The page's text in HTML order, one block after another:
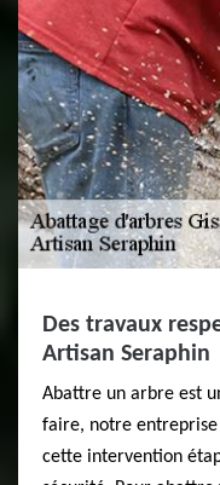
Des travaux
Artisan Seraphin
Abattre un arbre est
faire, notre entreprise
cette intervention